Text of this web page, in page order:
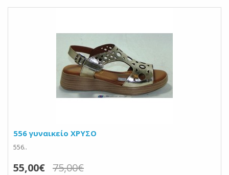
556 γυναικείο ΧΡΥΣΟ
556..
55,00€ 75,00€